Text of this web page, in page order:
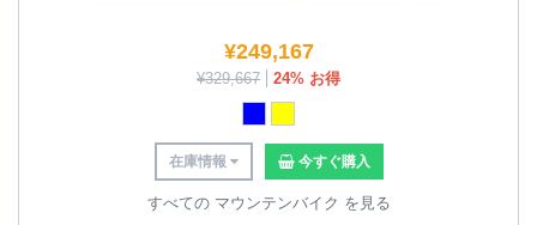
¥249,167
¥329,667 24% お得
在庫情報 今すぐ購入
すべての マウンテンバイク を見る